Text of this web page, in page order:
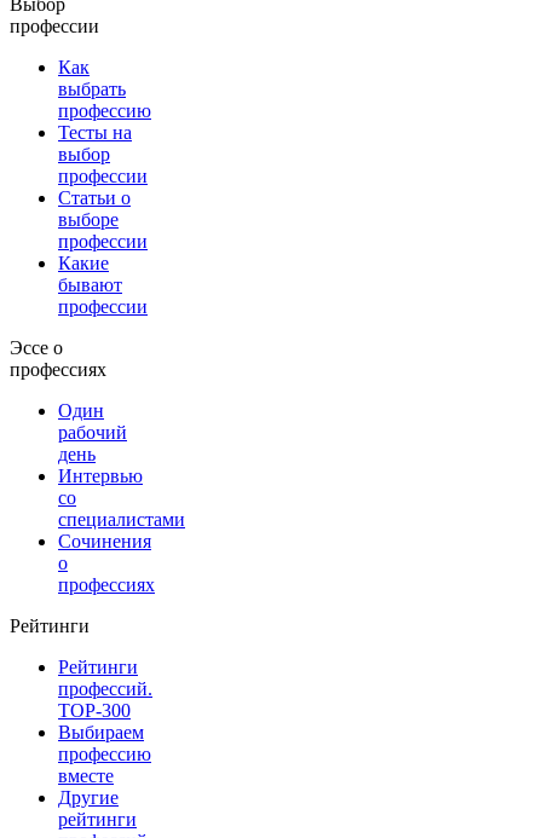
профессии
Как
выбрать
профессию
Тесты на
выбор
профессии
Статьи о
выборе
профессии
Какие
бывают
профессии
Эссе о
профессиях
Один
рабочий
день
Интервью
со
специалистами
Сочинения
о
профессиях
Рейтинги
Рейтинги
профессий.
TOP-300
Выбираем
профессию
вместе
Другие
рейтинги